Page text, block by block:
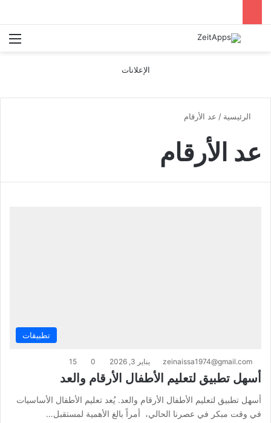
بحث عن
الإعلانات
الرئيسية / عد الأرقام
عد الأرقام
تطبيقات
zeinaissa1974@gmail.com يناير 3, 2026 0
15
أسهل تطبيق لتعليم الأطفال الأرقام والعد
أسهل تطبيق لتعليم الأطفال الأرقام والعد. يُعد تعليم الأطفال الأساسيات
في وقت مبكر في عصرنا الحالي، أمراً بالغ الأهمية لمستقبل…